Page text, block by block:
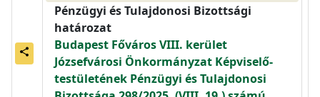
share
Pénzügyi és Tulajdonosi Bizottsági
határozat
Budapest Főváros VIII. kerület
Józsefvárosi Önkormányzat Képviselő-
testületének Pénzügyi és Tulajdonosi